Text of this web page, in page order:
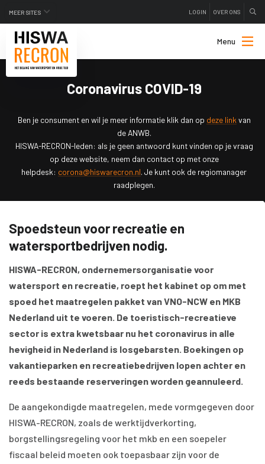
MEER SITES LOGIN OVER ONS
Menu
Coronavirus COVID-19
Ben je consument en wil je meer informatie klik dan op deze link van
de ANWB.
HISWA-RECRON-leden: als je geen antwoord kunt vinden op je vraag
op deze website, neem dan contact op met onze
helpdesk: corona@hiswarecron.nl. Je kunt ook de regiomanager
raadplegen.
Spoedsteun voor recreatie en
watersportbedrijven nodig.
HISWA-RECRON, ondernemersorganisatie voor
watersport en recreatie, roept het kabinet op om met
spoed het maatregelen pakket van VNO-NCW en MKB
Nederland uit te voeren. De toeristisch-recreatieve
sector is extra kwetsbaar nu het coronavirus in alle
hevigheid in Nederland is losgebarsten. Boekingen op
vakantieparken en recreatiebedrijven lopen achter en
reeds bestaande reserveringen worden geannuleerd.
De aangekondigde maatregelen, mede vormgegeven door
HISWA-RECRON, zoals de werktijdverkorting,
borgstellingsregeling voor het mkb en een soepeler
fiscaal beleid moeten ook toepasbaar zijn voor de